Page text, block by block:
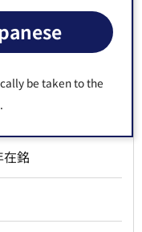
be taken to the
月7日採拓
銘